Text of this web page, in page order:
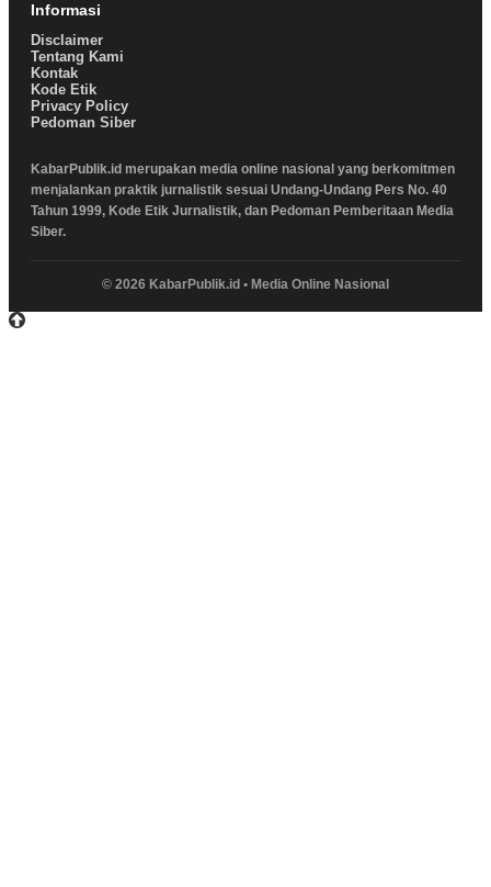
Informasi
Disclaimer
Tentang Kami
Kontak
Kode Etik
Privacy Policy
Pedoman Siber
KabarPublik.id merupakan media online nasional yang berkomitmen
menjalankan praktik jurnalistik sesuai Undang-Undang Pers No. 40
Tahun 1999, Kode Etik Jurnalistik, dan Pedoman Pemberitaan Media
Siber.
© 2026 KabarPublik.id • Media Online Nasional